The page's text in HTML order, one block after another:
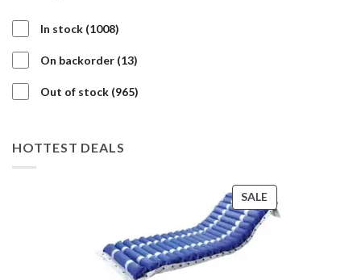
In stock 10081008
On backorder 1313
Out of stock 965965
HOTTEST DEALS
SALEPRODUCT
ON